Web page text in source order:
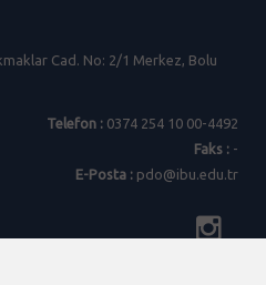
Cad. No: 2/1 Merkez, Bolu
Telefon : 0374 254 10 00-4492
Faks : -
E-Posta : pdo@ibu.edu.tr